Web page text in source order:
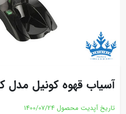
آسیاب قهوه کونیل مدل
تاریخ آپدیت محصول 1400/07/24